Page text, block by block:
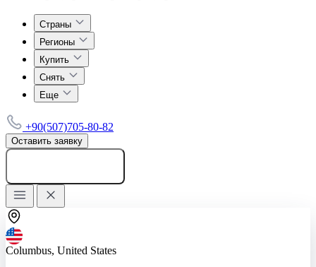
Страны
Регионы
Купить
Снять
Еще
+90(507)705-80-82
Оставить заявку
Columbus, United States